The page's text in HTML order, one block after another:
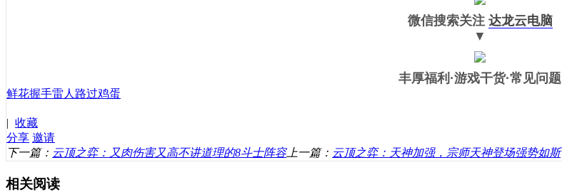
微信搜索关注 达龙云电脑
▼
丰厚福利 ·游戏干货·常见问题
鲜花握手雷人 路过鸡蛋
| 收藏
分享 邀请
下一篇： 云顶之弈：又肉伤害又高不讲道理的8斗士阵容上一篇： 云顶之弈：天神加强，宗师天神登场强势如斯
相关阅读